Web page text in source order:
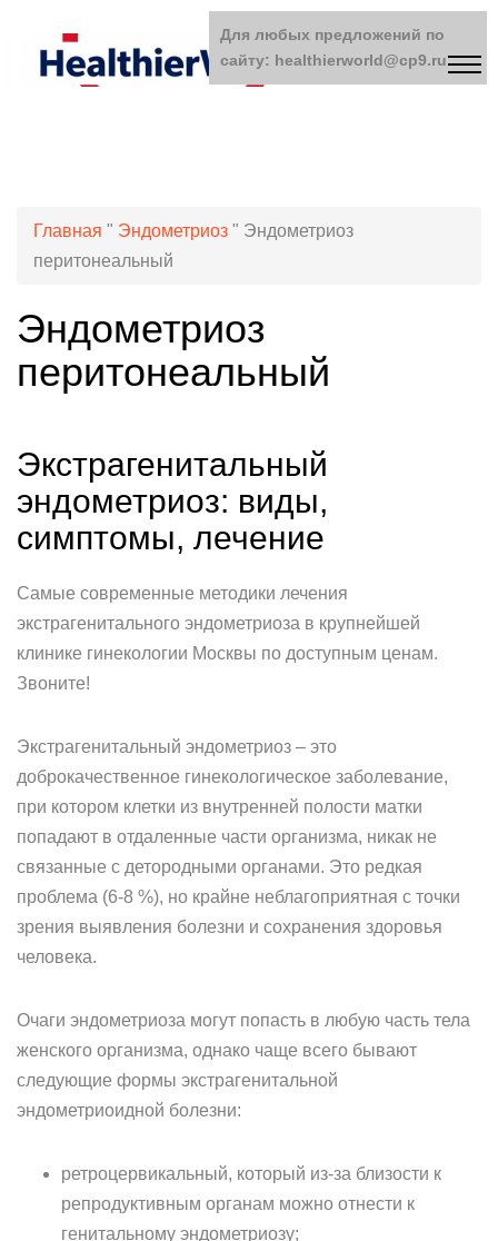
Главная " Эндометриоз " Эндометриоз
перитонеальный
Эндометриоз
перитонеальный
Экстрагенитальный
эндометриоз: виды,
симптомы, лечение
Самые современные методики лечения
экстрагенитального эндометриоза в крупнейшей
клинике гинекологии Москвы по доступным ценам.
Звоните!
Экстрагенитальный эндометриоз – это
доброкачественное гинекологическое заболевание,
при котором клетки из внутренней полости матки
попадают в отдаленные части организма, никак не
связанные с детородными органами. Это редкая
проблема (6-8 %), но крайне неблагоприятная с точки
зрения выявления болезни и сохранения здоровья
человека.
Очаги эндометриоза могут попасть в любую часть тела
женского организма, однако чаще всего бывают
следующие формы экстрагенитальной
эндометриоидной болезни:
ретроцервикальный, который из-за близости к
репродуктивным органам можно отнести к
генитальному эндометриозу;
Для любых предложений по
сайту: healthierworld@cp9.ru